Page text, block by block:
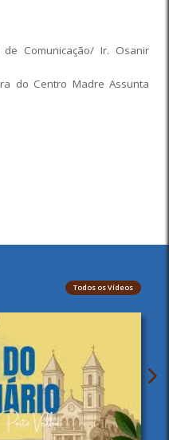
Comunicação/ Ir. Osanir
do Centro Madre Assunta
Todos os Vídeos